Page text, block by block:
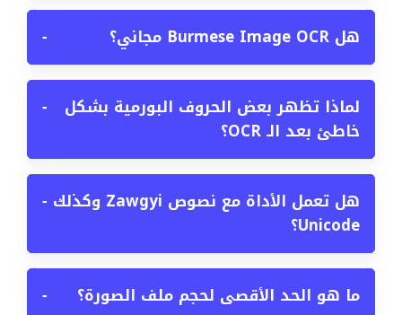
هل Burmese Image OCR مجاني؟ −
لماذا تظهر بعض الحروف البورمية بشكل
خاطئ بعد الـ OCR؟
−
هل تعمل الأداة مع نصوص Zawgyi وكذلك
Unicode؟
−
ما هو الحد الأقصى لحجم ملف الصورة؟ −